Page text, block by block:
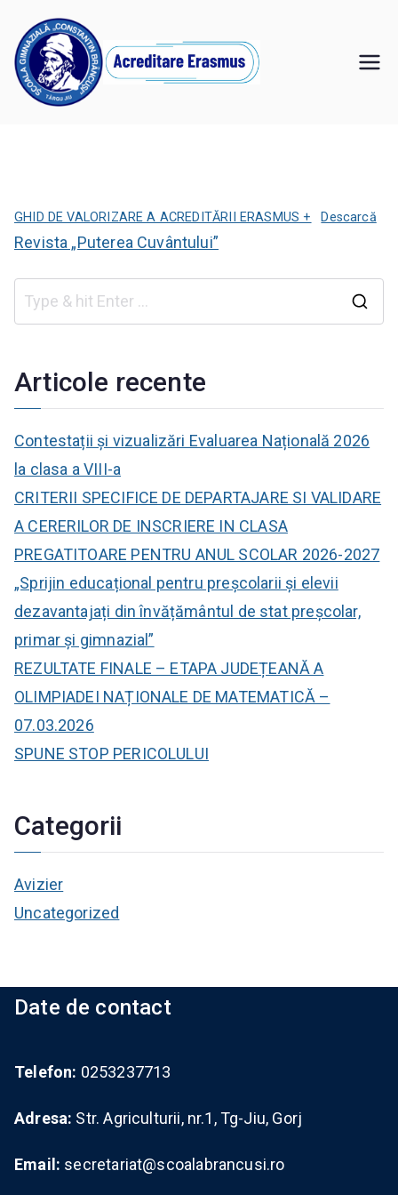
conținut
Şcoala
Brâncuşi" Târgu
Jiu
,,Învăţăm pentru noi, învăţăm pentru viitor"
GHID DE VALORIZARE A ACREDITĂRII ERASMUS + Descarcă
Revista „Puterea Cuvântului”
Articole recente
Contestații și vizualizări Evaluarea Națională 2026
la clasa a VIII-a
CRITERII SPECIFICE DE DEPARTAJARE SI VALIDARE
A CERERILOR DE INSCRIERE IN CLASA
PREGATITOARE PENTRU ANUL SCOLAR 2026-2027
„Sprijin educațional pentru preșcolarii și elevii
dezavantajați din învățământul de stat preșcolar,
primar și gimnazial”
REZULTATE FINALE – ETAPA JUDEȚEANĂ A
OLIMPIADEI NAȚIONALE DE MATEMATICĂ –
07.03.2026
SPUNE STOP PERICOLULUI
Categorii
Avizier
Uncategorized
Date de contact
Telefon: 0253237713
Adresa: Str. Agriculturii, nr.1, Tg-Jiu, Gorj
Email: secretariat@scoalabrancusi.ro